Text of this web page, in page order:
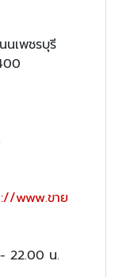
เพชรบุรี
www.ขาย
- 22.00 น.